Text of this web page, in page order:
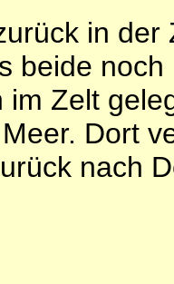
in
beide
im Zelt
Dort
nach